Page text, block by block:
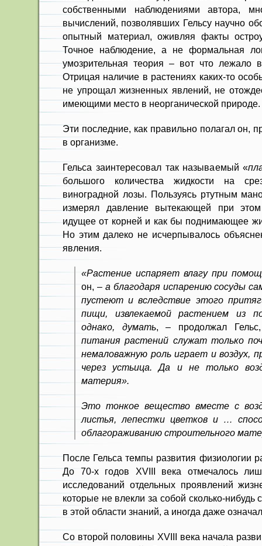
собственными наблюдениями автора,
вычислений, позволявших Гельсу научно
опытный материал, оживляя факты
Точное наблюдение, а не формальная
умозрительная теория – вот что лежало
Отрицая наличие в растениях каких-то
не упрощал жизненных явлений, не
имеющими место в неорганической природе.
Эти последние, как правильно полагал он,
в организме.
Гельса заинтересовал так называемый «
большого количества жидкости на
виноградной лозы. Пользуясь ртутным
измерял давление вытекающей при
идущее от корней и как бы поднимающее
Но этим далеко не исчерпывалось
явления.
«Растение испаряет влагу при
он, – а благодаря испарению сосуды
пустеют и вследствие этого
пищи, извлекаемой растением из
однако, думать, – продолжал
питания растений служат только
немаловажную роль играет и воздух,
через устьица. Да и не только
материя».
Это тонкое вещество вместе с
листья, лепестки цветков и …
облагораживанию строительного
После Гельса темпы развития физиологии
До 70-х годов XVIII века отмечалось
исследований отдельных проявлений
которые не влекли за собой сколько-
в этой области знаний, а иногда даже
Со второй половины XVIII века начала